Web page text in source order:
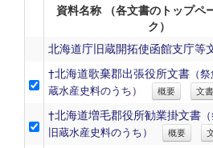
資料名称 （各文書のトップペ
ク）
北海道庁旧蔵開拓使函館支庁等
†北海道歌棄郡出張役所文書 （
蔵水産史料のうち）
概要 文
†北海道増毛郡役所勧業掛文書
旧蔵水産史料のうち）
概要